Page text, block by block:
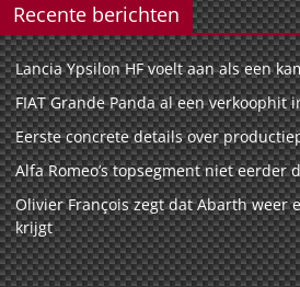
Recente berichten
Lancia Ypsilon HF voelt aan als een
FIAT Grande Panda al een verkoophit
Eerste concrete details over
Alfa Romeo’s topsegment niet eerder
Olivier François zegt dat Abarth weer
krijgt